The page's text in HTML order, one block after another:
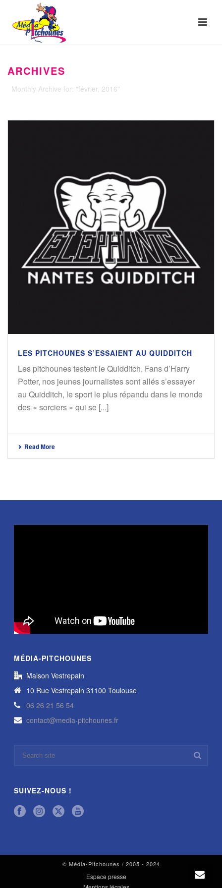
ARCHIVES
Monthly Archive for: "février, 2016"
LES PITCHOUNES S’ESSAIENT AU QUIDDITCH
Les pitchounes testent le Quidditch, Fans d’Harry
Potter, nos jeunes journalistes sont allés s’essayer
au Quidditch, le sport le plus répandu dans le monde
des « sorciers » qui se [...]
Read More
MÉDIA-PITCHOUNES
Maison Vestrepain
10 Rue Vestrepain 31100 Toulouse
06 26 21 56 54
contact@media-pitchounes.fr
SUIVEZ-NOUS !
© Média-Pitchounes / 2005 - 2024
Espace presse